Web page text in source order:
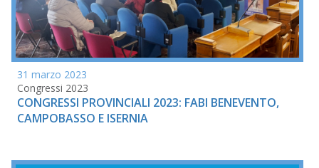
31 marzo 2023
Congressi 2023
CONGRESSI PROVINCIALI 2023: FABI BENEVENTO,
CAMPOBASSO E ISERNIA